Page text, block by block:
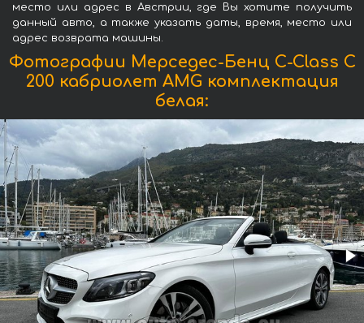
место или адрес в Австрии, где Вы хотите получить
данный авто, а также указать даты, время, место или
адрес возврата машины.
Фотографии Мерседес-Бенц C-Class C
200 кабриолет AMG комплектация
белая: